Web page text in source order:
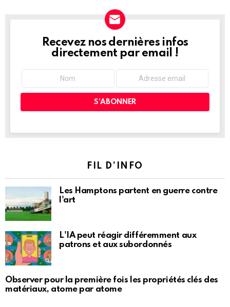
NEWSLETTER
Recevez nos dernières infos
directement par email !
FIL D’INFO
Les Hamptons partent en guerre contre
l'art
L'IA peut réagir différemment aux
patrons et aux subordonnés
Observer pour la première fois les propriétés clés des
matériaux, atome par atome